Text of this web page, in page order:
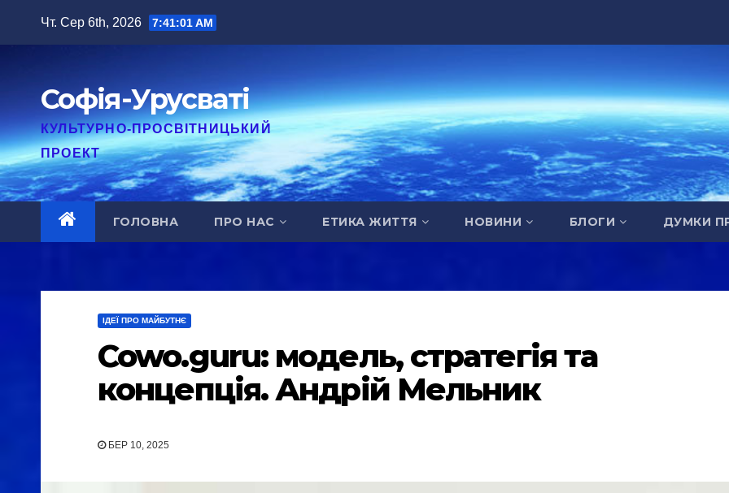
Чт. Сер 6th, 2026 7:41:03 AM
Софія-Урусваті
КУЛЬТУРНО-ПРОСВІТНИЦЬКИЙ
ПРОЕКТ
ГОЛОВНА ПРО НАС ЕТИКА ЖИТТЯ НОВИНИ БЛОГИ ДУМКИ
ІДЕЇ ПРО МАЙБУТНЄ
Cowo.guru: модель, стратегія та
концепція. Андрій Мельник
БЕР 10, 2025